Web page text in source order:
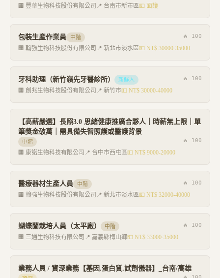
🏢 豐華生物科技股份有限公司 📍 台南市新市區💵 面議
包裝生產作業員 中階 🔥 100
🏢 翰強生物科技股份有限公司 📍 新北市淡水區💵 NT$ 30000-35000
牙科助理（新竹嶺先牙醫診所） 新鮮人 🔥 100
🏢 創兆生物科技股份有限公司 📍 新竹市💵 NT$ 30000-40000
【高薪嚴選】長照3.0 思緒健康推廣合夥人｜時薪無上限｜單
筆獎金破萬｜需具備失智照護或醫護背景
中階 🔥 100
🏢 康諾生物科技有限公司 📍 台中市西屯區💵 NT$ 9000-20000
醫療器材生產人員 中階 🔥 100
🏢 翰強生物科技股份有限公司 📍 新北市淡水區💵 NT$ 32000-40000
蝴蝶蘭栽培人員（太平廠） 中階 🔥 100
🏢 三通生物科技有限公司 📍 嘉義縣梅山鄉💵 NT$ 33000-35000
業務人員 / 資深業務【基因.蛋白質.試劑儀器】_台南/高雄